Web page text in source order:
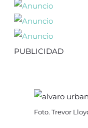
PUBLICIDAD
Foto. Trevor